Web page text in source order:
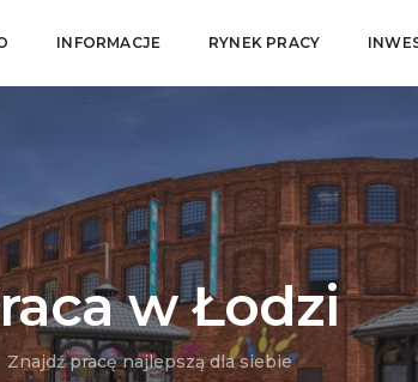
INFORMACJE RYNEK PRACY
w Łodzi
Znajdź pracę najlepszą dla siebie